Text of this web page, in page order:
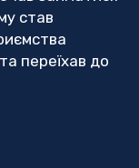
став
переїхав до
приділяти
з часом